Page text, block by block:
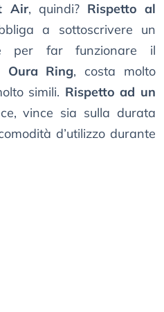
Air, quindi? Rispetto al
a sottoscrivere un
per far funzionare il
Oura Ring, costa molto
simili. Rispetto ad un
vince sia sulla durata
d’utilizzo durante